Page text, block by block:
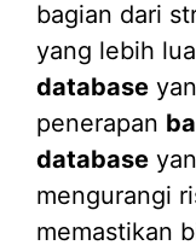
bagian dari
yang lebih
database
penerapan
database
mengurangi
memastikan